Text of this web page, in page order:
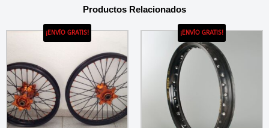
Productos Relacionados
¡ENVÍO GRATIS! ¡ENVÍO GRATIS!